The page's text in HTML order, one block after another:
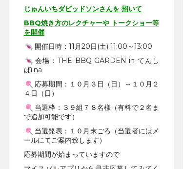
じゅんいちダビッドソンさんを 招いて
BBQ焼き方のレクチャーや トークショー等
を開催
開催日時：11月20日(土) 11:00～13:00
会場：THE BBQ GARDEN in てんし
ばi:na
応募期間：１０月３日（日）～１０月２
４日（日）
当選枠：３９組７８名様（有料で２名ま
で追加可能です）
当選発表：１０月末ごろ（当選者にはメ
ールにてご案内致します）
応募期間が始まっていますので